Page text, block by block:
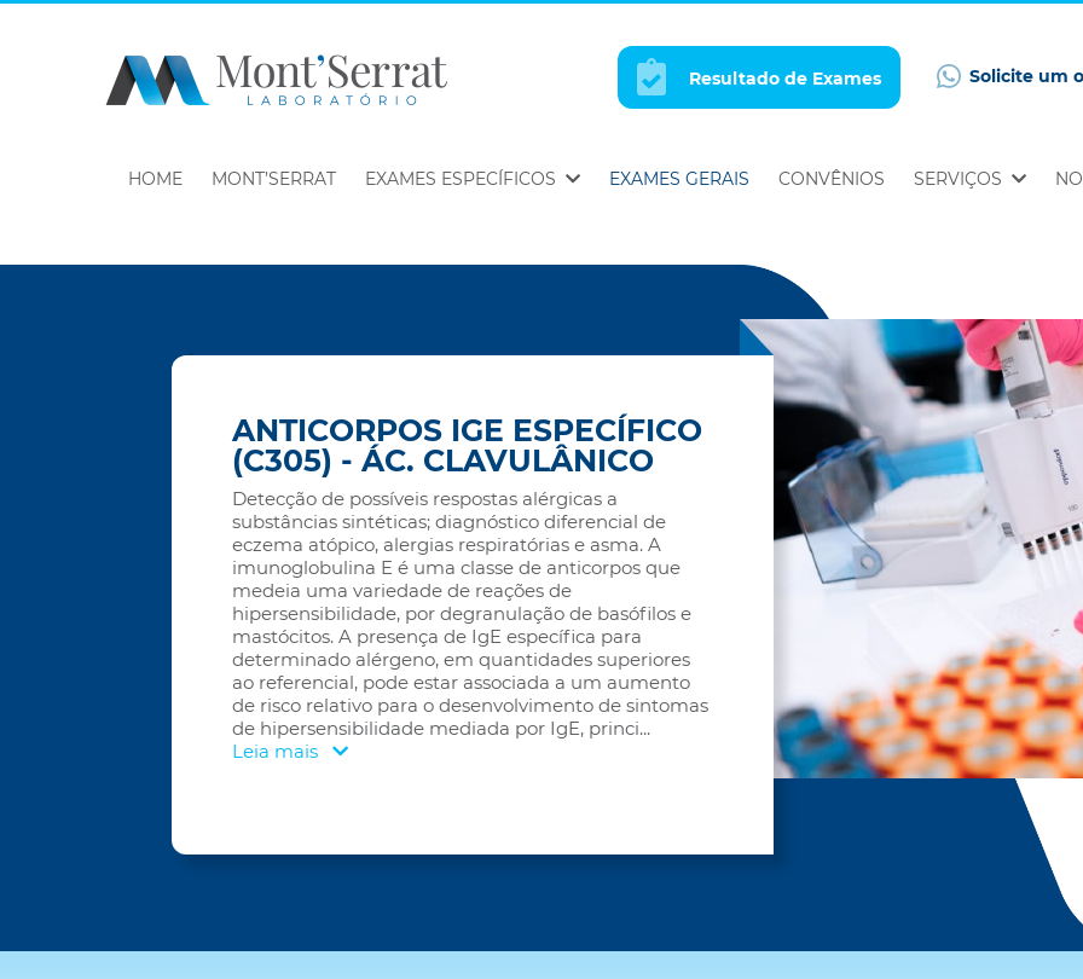
Resultado de Exames Solicite um
HOME MONT’SERRAT EXAMES ESPECÍFICOS EXAMES GERAIS CONVÊNIOS SERVIÇOS
ANTICORPOS IGE ESPECÍFICO
(C305) - ÁC. CLAVULÂNICO
Detecção de possíveis respostas alérgicas a
substâncias sintéticas; diagnóstico diferencial de
eczema atópico, alergias respiratórias e asma. A
imunoglobulina E é uma classe de anticorpos que
medeia uma variedade de reações de
hipersensibilidade, por degranulação de basófilos e
mastócitos. A presença de IgE específica para
determinado alérgeno, em quantidades superiores
ao referencial, pode estar associada a um aumento
de risco relativo para o desenvolvimento de sintomas
de hipersensibilidade mediada por IgE, princi...
Leia mais